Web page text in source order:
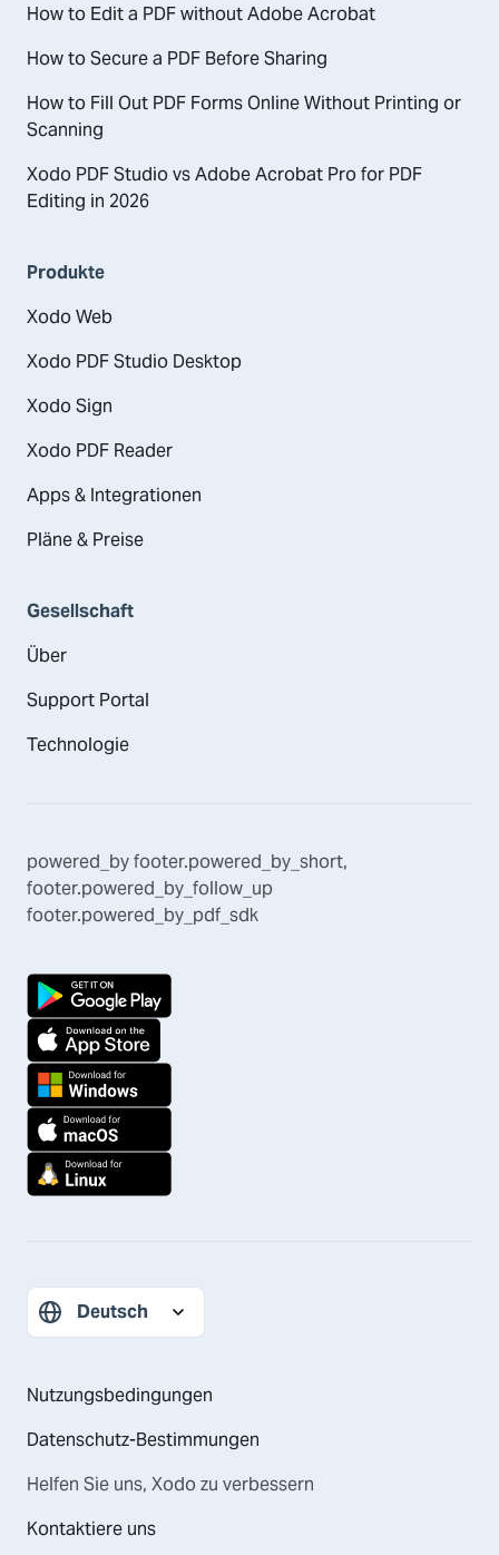
How to Edit a PDF without Adobe Acrobat
How to Secure a PDF Before Sharing
How to Fill Out PDF Forms Online Without Printing or
Scanning
Xodo PDF Studio vs Adobe Acrobat Pro for PDF
Editing in 2026
Produkte
Xodo Web
Xodo PDF Studio Desktop
Xodo Sign
Xodo PDF Reader
Apps & Integrationen
Pläne & Preise
Gesellschaft
Über
Support Portal
Technologie
powered_byfooter.powered_by_short,
footer.powered_by_follow_up
footer.powered_by_pdf_sdk
Nutzungsbedingungen
Datenschutz-Bestimmungen
Helfen Sie uns, Xodo zu verbessern
Kontaktiere uns